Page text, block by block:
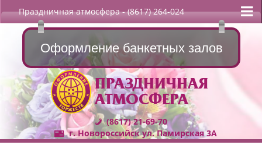
Праздничная атмосфера- (8617) 264-024
Оформление банкетных залов
ПРАЗДНИЧНАЯ
АТМОСФЕРА
(8617) 21-69-70
г. Новороссийск ул. Памирская 3А